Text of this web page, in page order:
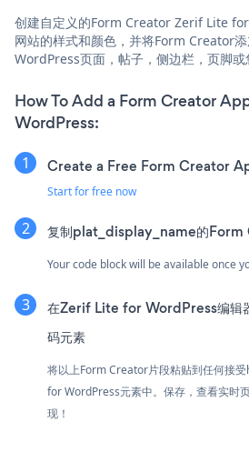
创建自定义的Form Creator Zerif Lite
网站的样式和颜色，并将Form Creator
WordPress页面，帖子，侧边栏，页脚或
How To Add a Form Creator
WordPress:
Create a Free Form Creator
Start for free now
复制plat_display_name的Form
Your code block will be available once
在Zerif Lite for WordPress编辑
码元素
将以上Form Creator片段粘贴到任何接
for WordPress元素中。保存，查看实时
现！